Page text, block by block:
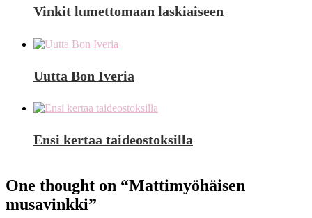
Vinkit lumettomaan laskiaiseen
Uutta Bon Iveria
Ensi kertaa taideostoksilla
One thought on “Mattimyöhäisen
musavinkki”